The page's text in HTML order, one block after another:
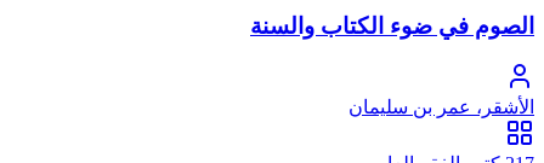
الصوم في ضوء الكتاب والسنة
الأشقر، عمر بن سليمان